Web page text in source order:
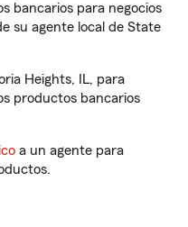
bancarios para negocios
su agente local de State
Heights, IL, para
productos bancarios
a un agente para